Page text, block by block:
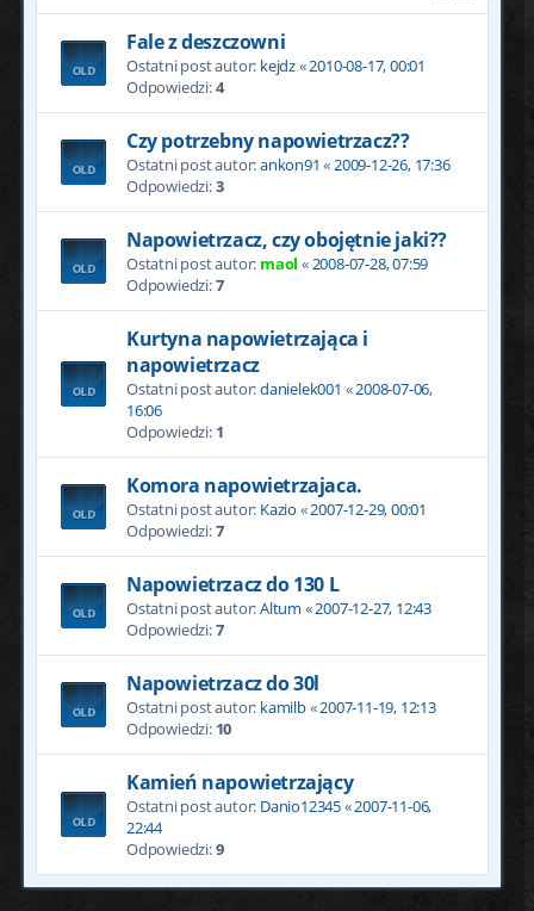
Fale z deszczowni
Ostatni post autor: kejdz«2010-08-17, 00:01
Odpowiedzi:4
Czy potrzebny napowietrzacz??
Ostatni post autor:ankon91 «2009-12-26, 17:36
Odpowiedzi:3
Napowietrzacz, czy obojętnie jaki??
Ostatni post autor: maol «2008-07-28, 07:59
Odpowiedzi:7
Kurtyna napowietrzająca i
napowietrzacz
Ostatni post autor:danielek001 «2008-07-06,
16:06
Odpowiedzi: 1
Komora napowietrzajaca.
Ostatni post autor: Kazio «2007-12-29, 00:01
Odpowiedzi:7
Napowietrzacz do 130 L
Ostatni post autor:Altum «2007-12-27, 12:43
Odpowiedzi:7
Napowietrzacz do 30l
Ostatni post autor: kamilb«2007-11-19, 12:13
Odpowiedzi: 10
Kamień napowietrzający
Ostatni post autor: Danio12345«2007-11-06,
22:44
Odpowiedzi:9